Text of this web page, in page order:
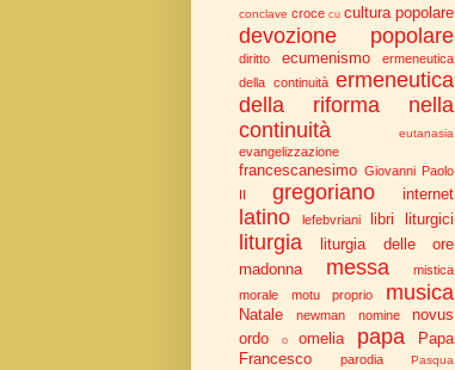
conclave croce cu cultura popolare
devozione popolare
diritto ecumenismo
ermeneutica
della continuità ermeneutica
della riforma nella
continuità
eutanasia
evangelizzazione
francescanesimo Giovanni Paolo
gregoriano internet
latino lefebvriani libri liturgici
liturgia
liturgia delle ore
madonna
messa
mistica
morale
motu proprio musica
Natale newman nomine
novus
ordo
o omelia papa
Papa
Francesco
parodia Pasqua